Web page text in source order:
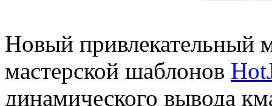
Новый привлекательный
мастерской шаблонов
динамического вывода